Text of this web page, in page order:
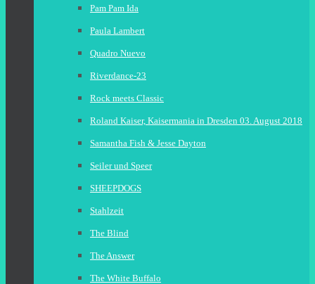
Pam Pam Ida
Paula Lambert
Quadro Nuevo
Riverdance-23
Rock meets Classic
Roland Kaiser, Kaisermania in Dresden 03. August 2018
Samantha Fish & Jesse Dayton
Seiler und Speer
SHEEPDOGS
Stahlzeit
The Blind
The Answer
The White Buffalo